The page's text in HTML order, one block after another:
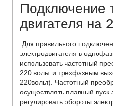
Подключение
двигателя на
Для правильного
электродвигателя в
использовать частотный
220 вольт и трехфазным
220вольт). Частотный
осуществлять плавный пуск
регулировать обороты